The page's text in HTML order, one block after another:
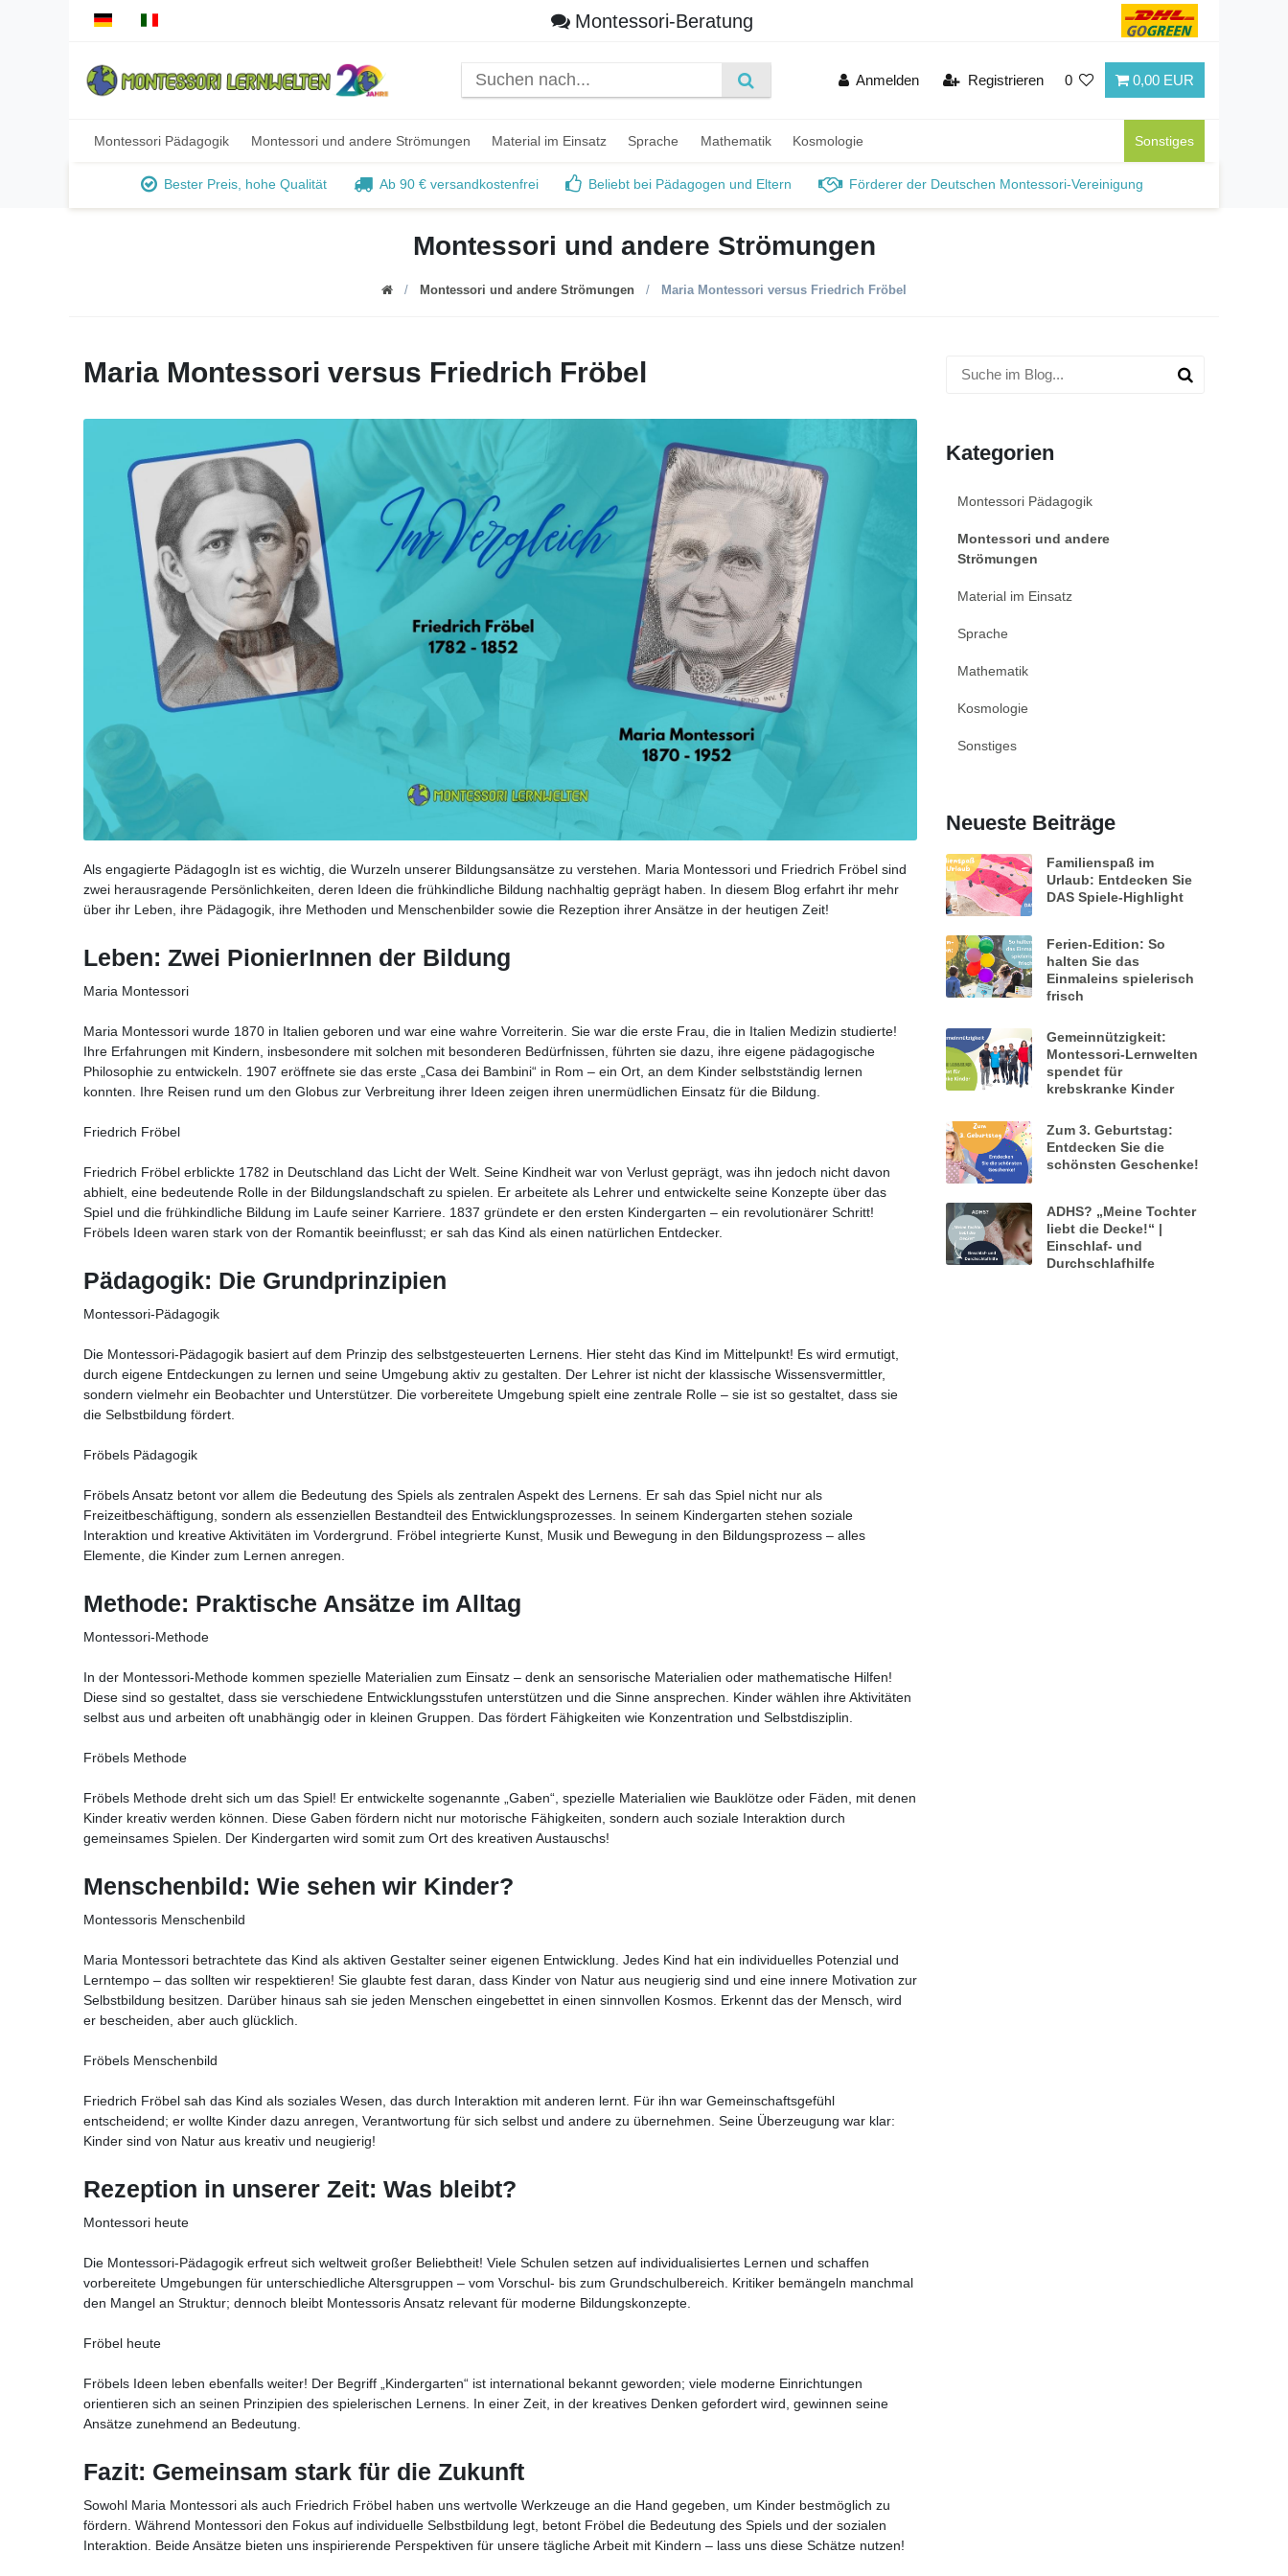
Montessori-Beratung
Anmelden Registrieren 0 0,00 EUR
Montessori Pädagogik Montessori und andere Strömungen Material im Einsatz Sprache Mathematik Kosmologie Sonstiges
Bester Preis, hohe Qualität Ab 90 € versandkostenfrei Beliebt bei Pädagogen und Eltern Förderer der Deutschen Montessori-Vereinigung
Montessori und andere Strömungen
Montessori und andere Strömungen Maria Montessori versus Friedrich Fröbel
Maria Montessori versus Friedrich Fröbel
Als engagierte PädagogIn ist es wichtig, die Wurzeln unserer Bildungsansätze zu verstehen. Maria Montessori und Friedrich Fröbel sind
zwei herausragende Persönlichkeiten, deren Ideen die frühkindliche Bildung nachhaltig geprägt haben. In diesem Blog erfahrt ihr mehr
über ihr Leben, ihre Pädagogik, ihre Methoden und Menschenbilder sowie die Rezeption ihrer Ansätze in der heutigen Zeit!
Leben: Zwei PionierInnen der Bildung
Maria Montessori
Maria Montessori wurde 1870 in Italien geboren und war eine wahre Vorreiterin. Sie war die erste Frau, die in Italien Medizin studierte!
Ihre Erfahrungen mit Kindern, insbesondere mit solchen mit besonderen Bedürfnissen, führten sie dazu, ihre eigene pädagogische
Philosophie zu entwickeln. 1907 eröffnete sie das erste „Casa dei Bambini“ in Rom – ein Ort, an dem Kinder selbstständig lernen
konnten. Ihre Reisen rund um den Globus zur Verbreitung ihrer Ideen zeigen ihren unermüdlichen Einsatz für die Bildung.
Friedrich Fröbel
Friedrich Fröbel erblickte 1782 in Deutschland das Licht der Welt. Seine Kindheit war von Verlust geprägt, was ihn jedoch nicht davon
abhielt, eine bedeutende Rolle in der Bildungslandschaft zu spielen. Er arbeitete als Lehrer und entwickelte seine Konzepte über das
Spiel und die frühkindliche Bildung im Laufe seiner Karriere. 1837 gründete er den ersten Kindergarten – ein revolutionärer Schritt!
Fröbels Ideen waren stark von der Romantik beeinflusst; er sah das Kind als einen natürlichen Entdecker.
Pädagogik: Die Grundprinzipien
Montessori-Pädagogik
Die Montessori-Pädagogik basiert auf dem Prinzip des selbstgesteuerten Lernens. Hier steht das Kind im Mittelpunkt! Es wird ermutigt,
durch eigene Entdeckungen zu lernen und seine Umgebung aktiv zu gestalten. Der Lehrer ist nicht der klassische Wissensvermittler,
sondern vielmehr ein Beobachter und Unterstützer. Die vorbereitete Umgebung spielt eine zentrale Rolle – sie ist so gestaltet, dass sie
die Selbstbildung fördert.
Fröbels Pädagogik
Fröbels Ansatz betont vor allem die Bedeutung des Spiels als zentralen Aspekt des Lernens. Er sah das Spiel nicht nur als
Freizeitbeschäftigung, sondern als essenziellen Bestandteil des Entwicklungsprozesses. In seinem Kindergarten stehen soziale
Interaktion und kreative Aktivitäten im Vordergrund. Fröbel integrierte Kunst, Musik und Bewegung in den Bildungsprozess – alles
Elemente, die Kinder zum Lernen anregen.
Methode: Praktische Ansätze im Alltag
Montessori-Methode
In der Montessori-Methode kommen spezielle Materialien zum Einsatz – denk an sensorische Materialien oder mathematische Hilfen!
Diese sind so gestaltet, dass sie verschiedene Entwicklungsstufen unterstützen und die Sinne ansprechen. Kinder wählen ihre Aktivitäten
selbst aus und arbeiten oft unabhängig oder in kleinen Gruppen. Das fördert Fähigkeiten wie Konzentration und Selbstdisziplin.
Fröbels Methode
Fröbels Methode dreht sich um das Spiel! Er entwickelte sogenannte „Gaben“, spezielle Materialien wie Bauklötze oder Fäden, mit denen
Kinder kreativ werden können. Diese Gaben fördern nicht nur motorische Fähigkeiten, sondern auch soziale Interaktion durch
gemeinsames Spielen. Der Kindergarten wird somit zum Ort des kreativen Austauschs!
Menschenbild: Wie sehen wir Kinder?
Montessoris Menschenbild
Maria Montessori betrachtete das Kind als aktiven Gestalter seiner eigenen Entwicklung. Jedes Kind hat ein individuelles Potenzial und
Lerntempo – das sollten wir respektieren! Sie glaubte fest daran, dass Kinder von Natur aus neugierig sind und eine innere Motivation zur
Selbstbildung besitzen. Darüber hinaus sah sie jeden Menschen eingebettet in einen sinnvollen Kosmos. Erkennt das der Mensch, wird
er bescheiden, aber auch glücklich.
Fröbels Menschenbild
Friedrich Fröbel sah das Kind als soziales Wesen, das durch Interaktion mit anderen lernt. Für ihn war Gemeinschaftsgefühl
entscheidend; er wollte Kinder dazu anregen, Verantwortung für sich selbst und andere zu übernehmen. Seine Überzeugung war klar:
Kinder sind von Natur aus kreativ und neugierig!
Rezeption in unserer Zeit: Was bleibt?
Montessori heute
Die Montessori-Pädagogik erfreut sich weltweit großer Beliebtheit! Viele Schulen setzen auf individualisiertes Lernen und schaffen
vorbereitete Umgebungen für unterschiedliche Altersgruppen – vom Vorschul- bis zum Grundschulbereich. Kritiker bemängeln manchmal
den Mangel an Struktur; dennoch bleibt Montessoris Ansatz relevant für moderne Bildungskonzepte.
Fröbel heute
Fröbels Ideen leben ebenfalls weiter! Der Begriff „Kindergarten“ ist international bekannt geworden; viele moderne Einrichtungen
orientieren sich an seinen Prinzipien des spielerischen Lernens. In einer Zeit, in der kreatives Denken gefordert wird, gewinnen seine
Ansätze zunehmend an Bedeutung.
Fazit: Gemeinsam stark für die Zukunft
Sowohl Maria Montessori als auch Friedrich Fröbel haben uns wertvolle Werkzeuge an die Hand gegeben, um Kinder bestmöglich zu
fördern. Während Montessori den Fokus auf individuelle Selbstbildung legt, betont Fröbel die Bedeutung des Spiels und der sozialen
Interaktion. Beide Ansätze bieten uns inspirierende Perspektiven für unsere tägliche Arbeit mit Kindern – lass uns diese Schätze nutzen!
Kategorien
Montessori Pädagogik
Montessori und andere
Strömungen
Material im Einsatz
Sprache
Mathematik
Kosmologie
Sonstiges
Neueste Beiträge
Familienspaß im
Urlaub: Entdecken Sie
DAS Spiele-Highlight
Ferien-Edition: So
halten Sie das
Einmaleins spielerisch
frisch
Gemeinnützigkeit:
Montessori-Lernwelten
spendet für
krebskranke Kinder
Zum 3. Geburtstag:
Entdecken Sie die
schönsten Geschenke!
ADHS? „Meine Tochter
liebt die Decke!“ |
Einschlaf- und
Durchschlafhilfe